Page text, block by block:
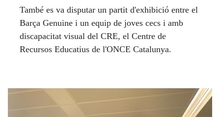
També es va disputar un partit d'exhibició entre el
Barça Genuine i un equip de joves cecs i amb
discapacitat visual del CRE, el Centre de
Recursos Educatius de l'ONCE Catalunya.